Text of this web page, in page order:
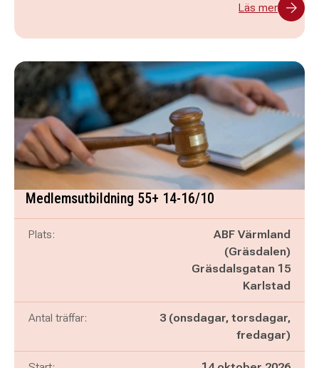
Läs mer
Medlemsutbildning 55+ 14-16/10
Plats:
ABF Värmland
(Gräsdalen)
Gräsdalsgatan 15
Karlstad
Antal träffar:
3 (onsdagar, torsdagar,
fredagar)